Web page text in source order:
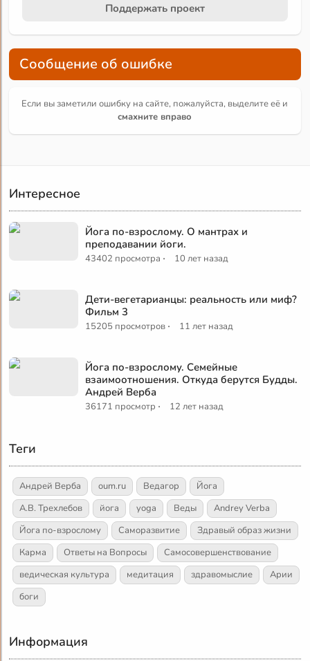
Поддержать проект
Сообщение об ошибке
Если вы заметили ошибку на сайте, пожалуйста, выделите её и
смахните вправо
Интересное
Йога по-взрослому. О мантрах и
преподавании йоги.
43402 просмотра · 10 лет назад
Дети-вегетарианцы: реальность или миф?
Фильм 3
15205 просмотров · 11 лет назад
Йога по-взрослому. Семейные
взаимоотношения. Откуда берутся Будды.
Андрей Верба
36171 просмотр · 12 лет назад
Теги
Андрей Верба oum.ru Ведагор
Йога
А.В. Трехлебов
йога yoga Веды
Andrey Verba
Йога по-взрослому
Саморазвитие
Здравый образ жизни
Карма
Ответы на Вопросы
Самосовершенствование
ведическая культура
медитация здравомыслие
Арии
боги
Информация